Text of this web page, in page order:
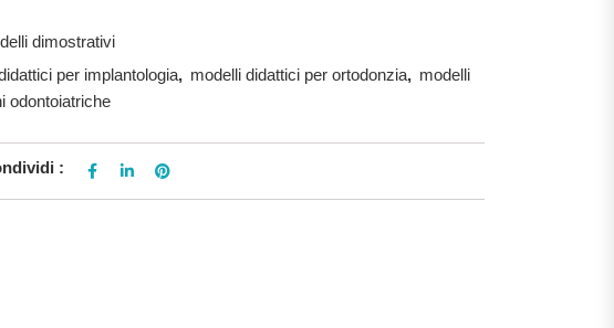
dimostrativi
per implantologia, modelli didattici per ortodonzia, modelli
odontoiatriche
: